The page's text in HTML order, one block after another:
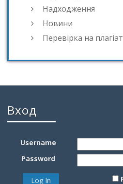
Надходження
Новини
Перевірка на плагіат
Вход
Username
Password